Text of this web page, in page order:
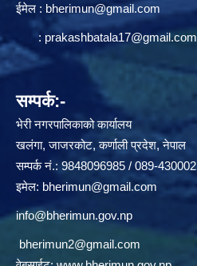
ईमेल : bherimun@gmail.com
: prakashbatala17@gmail.com
सम्पर्क:-
भेरी नगरपालिकाको कार्यालय
खलंगा, जाजरकोट, कर्णाली प्रदेश, नेपाल
सम्पर्क नं.: 9848096985 / 089-430002
इमेल: bherimun@gmail.com
info@bherimun.gov.np
bherimun2@gmail.com